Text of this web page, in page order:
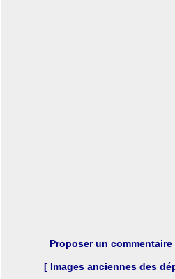
Proposer un
[ Images anciennes des